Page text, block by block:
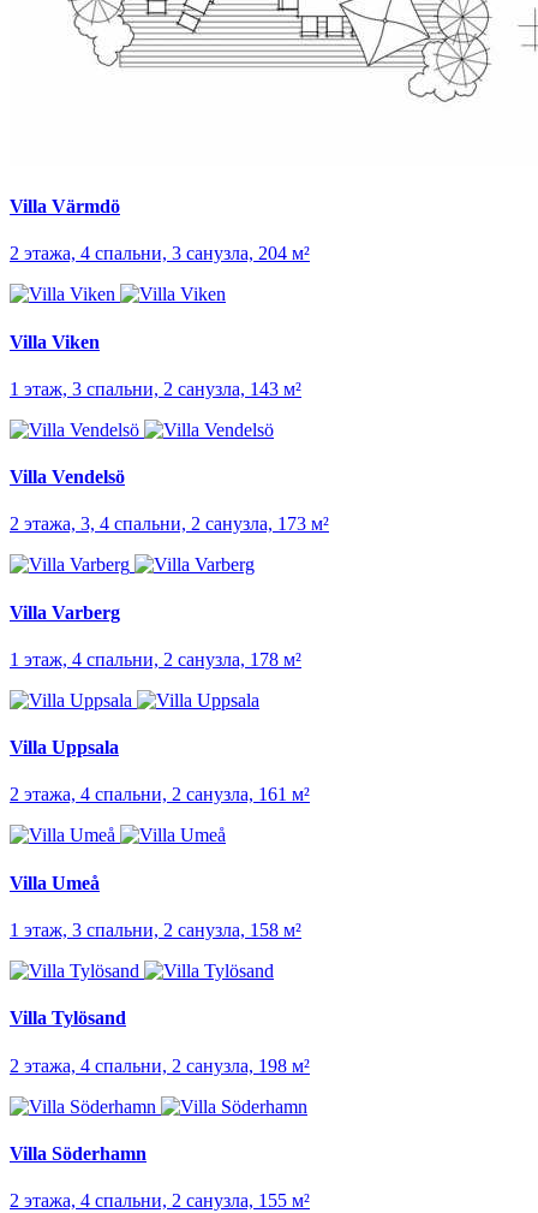
Villa Värmdö
2 этажа, 4 спальни, 3 санузла, 204 м²
Villa Viken
1 этаж, 3 спальни, 2 санузла, 143 м²
Villa Vendelsö
2 этажа, 3, 4 спальни, 2 санузла, 173 м²
Villa Varberg
1 этаж, 4 спальни, 2 санузла, 178 м²
Villa Uppsala
2 этажа, 4 спальни, 2 санузла, 161 м²
Villa Umeå
1 этаж, 3 спальни, 2 санузла, 158 м²
Villa Tylösand
2 этажа, 4 спальни, 2 санузла, 198 м²
Villa Söderhamn
2 этажа, 4 спальни, 2 санузла, 155 м²